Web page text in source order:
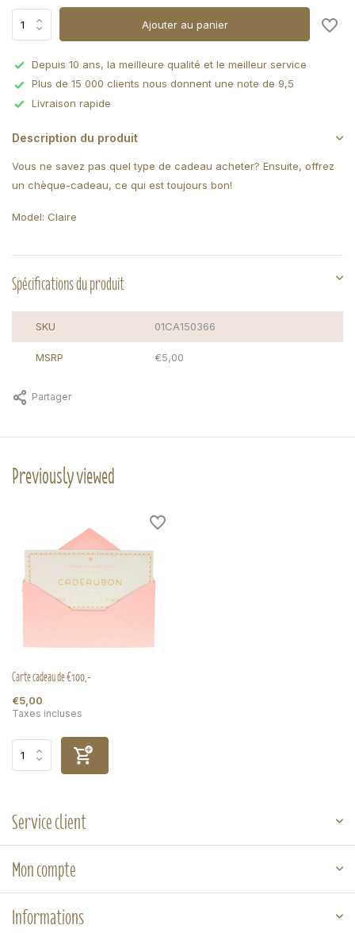
Ajouter au panier
Depuis 10 ans, la meilleure qualité et le meilleur service
Plus de 15 000 clients nous donnent une note de 9,5
Livraison rapide
Description du produit
Vous ne savez pas quel type de cadeau acheter? Ensuite, offrez
un chèque-cadeau, ce qui est toujours bon!
Model: Claire
Spécifications du produit
SKU 01CA150366
MSRP €5,00
Partager
Previously viewed
Carte cadeau de €100,-
€5,00
Taxes incluses
Service client
Mon compte
Informations